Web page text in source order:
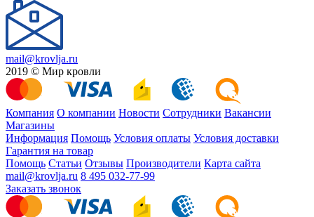
mail@krovlja.ru
2019 © Мир кровли
Компания О компании Новости Сотрудники Вакансии
Магазины
Информация Помощь Условия оплаты Условия доставки
Гарантия на товар
Помощь Статьи Отзывы Производители Карта сайта
mail@krovlja.ru 8 495 032-77-99
Заказать звонок